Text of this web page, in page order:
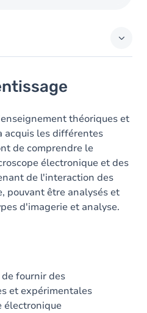
théoriques et
acquis les différentes
de comprendre le
électronique et des
de l'interaction des
pouvant être analysés et
d'imagerie et analyse.
de fournir des
et expérimentales
électronique